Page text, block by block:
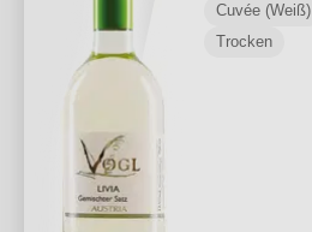
Cuvée (Weiß)
Trocken